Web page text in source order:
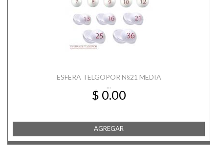
ESFERA TELGOPOR N§21 MEDIA
...
$ 0.00
AGREGAR